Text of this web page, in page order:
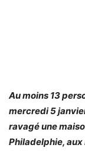
Au moins 13
mercredi 5
ravagé une
Philadelphie,